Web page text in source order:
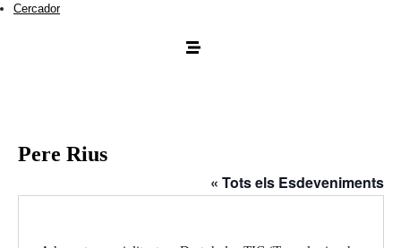
Cercador
Pere Rius
« Tots els Esdeveniments